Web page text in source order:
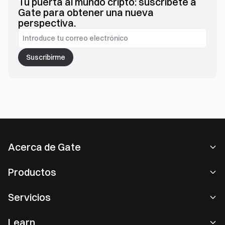
Gate para obtener una nueva
perspectiva.
Suscribirme
Acerca de Gate
Sala de prensa
Productos
Servicios
Learn